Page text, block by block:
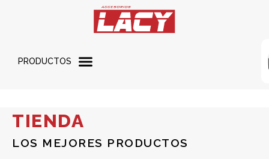
PRODUCTOS
TIENDA
LOS MEJORES PRODUCTOS